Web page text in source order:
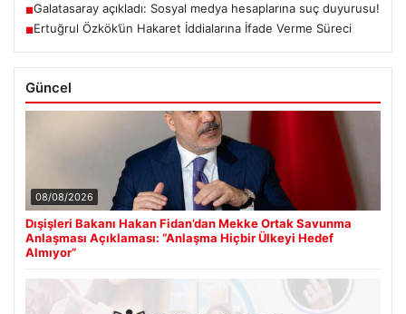
■Galatasaray açıkladı: Sosyal medya hesaplarına suç duyurusu!
■Ertuğrul Özkök’ün Hakaret İddialarına İfade Verme Süreci
Güncel
08/08/2026
Dışişleri Bakanı Hakan Fidan’dan Mekke Ortak Savunma
Anlaşması Açıklaması: “Anlaşma Hiçbir Ülkeyi Hedef
Almıyor”